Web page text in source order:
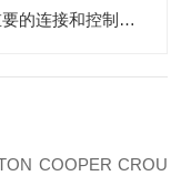
铸铁铸钢防爆管件是工业防爆系统中重要的连接和控制元件
COOPER CROU